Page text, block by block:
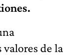
de la